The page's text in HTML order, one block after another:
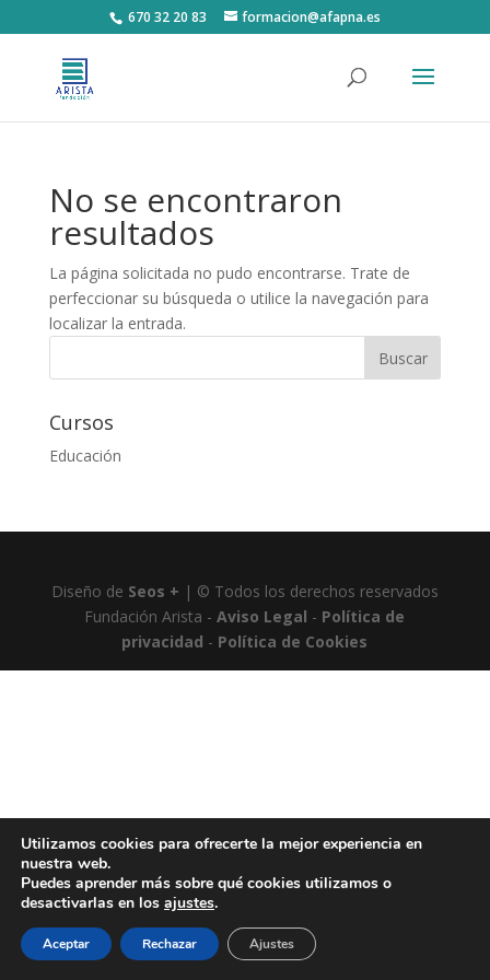
670 32 20 83 formacion@afapna.es
No se encontraron
resultados
La página solicitada no pudo encontrarse. Trate de
perfeccionar su búsqueda o utilice la navegación para
localizar la entrada.
Cursos
Educación
Diseño de Seos + | © Todos los derechos reservados
Fundación Arista -Aviso Legal - Política de
privacidad - Política de Cookies
Utilizamos cookies para ofrecerte la mejor experiencia en
nuestra web.
Puedes aprender más sobre qué cookies utilizamos o
desactivarlas en los ajustes.
Aceptar Rechazar Ajustes